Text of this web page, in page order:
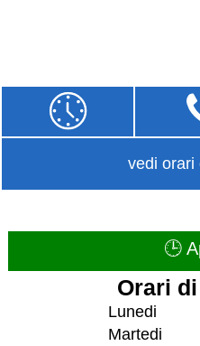
vedi orari
🕒
Orari
Lunedi
Martedi